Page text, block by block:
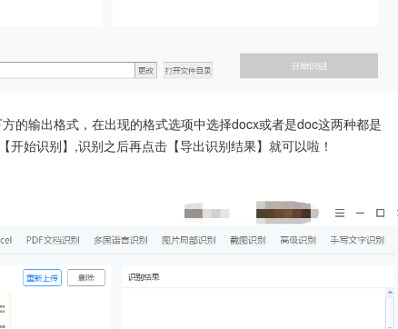
的输出格式，在出现的格式选项中选择docx或者是doc这两种都是
始识别】,识别之后再点击【导出识别结果】就可以啦！